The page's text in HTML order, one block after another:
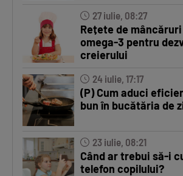
27 iulie, 08:27
Rețete de
omega-3 pentru
creierului
24 iulie, 17:17
(P) Cum aduci
bun în bucătăria de
23 iulie, 08:21
Când ar trebui să-i
telefon copilului?